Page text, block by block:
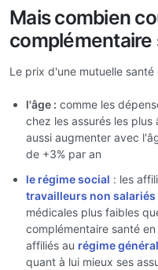
Mais combien
complémentaire
Le prix d'une mutuelle
l'âge : comme les
chez les assurés les
aussi augmenter avec
de +3% par an
le régime social : les
travailleurs non salariés
médicales plus faibles
complémentaire santé
affiliés au régime général
quant à lui mieux ses